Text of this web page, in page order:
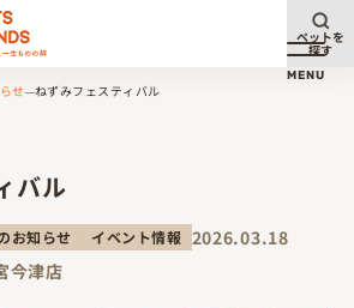
メニ
MENU
ペットを
探す
せ ねずみフェスティバル
バル
お知らせ イベント情報 2026.03.18
今津店